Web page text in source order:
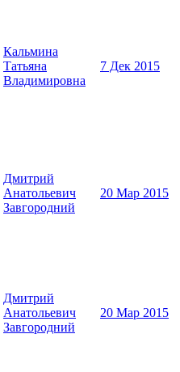
Кальмина
Татьяна
Владимировна
7 Дек 2015
Дмитрий
Анатольевич
Завгородний
20 Мар 2015
Дмитрий
Анатольевич
Завгородний
20 Мар 2015